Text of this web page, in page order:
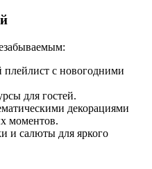
с новогодними
для гостей.
декорациями
моментов.
и салюты для яркого